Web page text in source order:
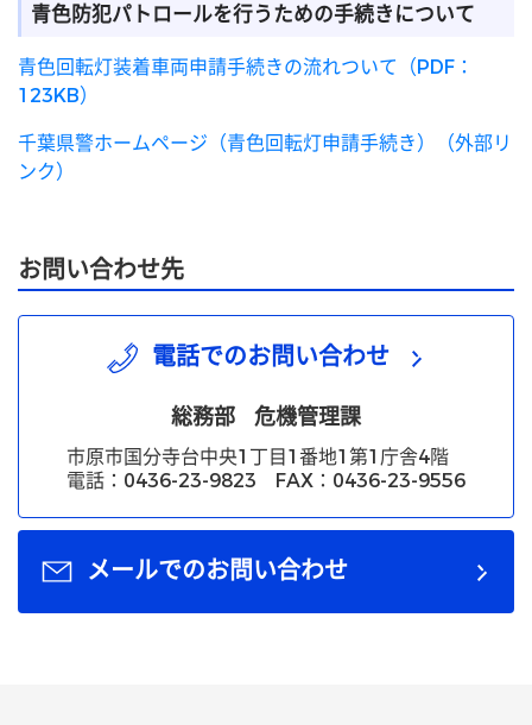
青色防犯パトロールを行うための手続きについて
青色回転灯装着車両申請手続きの流れついて（PDF：
123KB）
千葉県警ホームページ（青色回転灯申請手続き）（外部リ
ンク）
お問い合わせ先
電話でのお問い合わせ
総務部 危機管理課
市原市国分寺台中央1丁目1番地1第1庁舎4階
電話：0436-23-9823 FAX：0436-23-9556
メールでのお問い合わせ